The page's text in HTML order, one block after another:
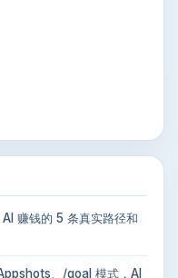
赚钱的 5 条真实路径和
、/goal 模式，AI